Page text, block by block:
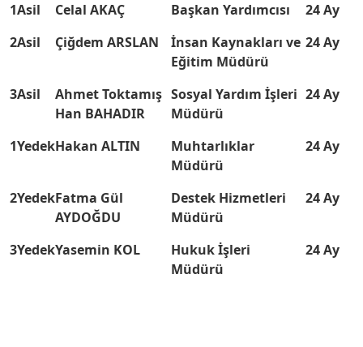
1Asil Celal AKAÇ Başkan Yardımcısı
24 Ay
2Asil Çiğdem ARSLAN
İnsan Kaynakları ve
Eğitim Müdürü
24 Ay
3Asil
Ahmet Toktamış
Han BAHADIR
Sosyal Yardım İşleri
Müdürü
24 Ay
1YedekHakan ALTIN
Muhtarlıklar
Müdürü
24 Ay
2YedekFatma Gül
AYDOĞDU
Destek Hizmetleri
Müdürü
24 Ay
3YedekYasemin KOL
Hukuk İşleri
Müdürü
24 Ay